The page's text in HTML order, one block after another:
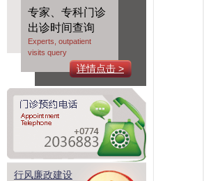
专家、专科门诊
出诊时间查询
Experts, outpatient
visits query
详情点击 >
行风廉政建设